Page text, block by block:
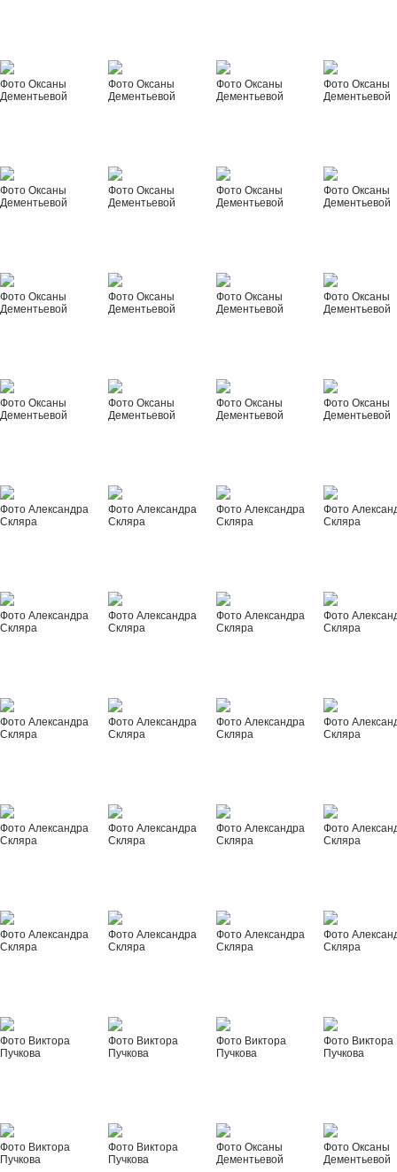
Фото Оксаны
Дементьевой
Фото Оксаны
Дементьевой
Фото Оксаны
Дементьевой
Фото Оксаны
Дементьевой
Фото Оксаны
Дементьевой
Фото Оксаны
Дементьевой
Фото Оксаны
Дементьевой
Фото Оксаны
Дементьевой
Фото Оксаны
Дементьевой
Фото Оксаны
Дементьевой
Фото Оксаны
Дементьевой
Фото Оксаны
Дементьевой
Фото Оксаны
Дементьевой
Фото Оксаны
Дементьевой
Фото Оксаны
Дементьевой
Фото Оксаны
Дементьевой
Фото Александра
Скляра
Фото Александра
Скляра
Фото Александра
Скляра
Фото
Скляра
Фото Александра
Скляра
Фото Александра
Скляра
Фото Александра
Скляра
Фото
Скляра
Фото Александра
Скляра
Фото Александра
Скляра
Фото Александра
Скляра
Фото
Скляра
Фото Александра
Скляра
Фото Александра
Скляра
Фото Александра
Скляра
Фото
Скляра
Фото Александра
Скляра
Фото Александра
Скляра
Фото Александра
Скляра
Фото
Скляра
Фото Виктора
Пучкова
Фото Виктора
Пучкова
Фото Виктора
Пучкова
Фото Виктора
Пучкова
Фото Виктора
Пучкова
Фото Виктора
Пучкова
Фото Оксаны
Дементьевой
Фото Оксаны
Дементьевой